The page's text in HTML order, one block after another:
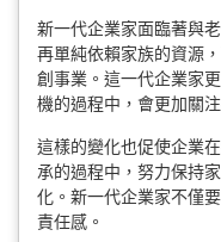
新一代企業家面臨著與
再單純依賴家族的資源
創事業。這一代企業家
機的過程中，會更加關
這樣的變化也促使企業
承的過程中，努力保持
化。新一代企業家不僅
責任感。